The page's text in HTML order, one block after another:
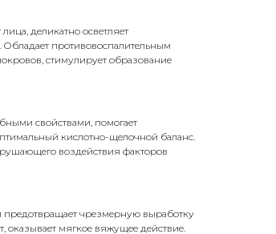
деликатно осветляет
противовоспалительным
стимулирует образование
свойствами, помогает
кислотно-щелочной баланс.
воздействия факторов
предотвращает чрезмерную выработку
оказывает мягкое вяжущее действие.